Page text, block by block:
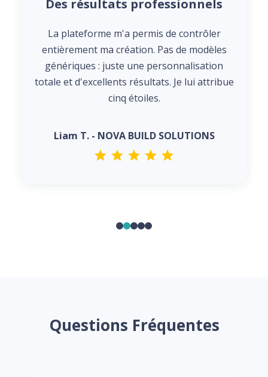
Des résultats professionnels
La plateforme m'a permis de contrôler
entièrement ma création. Pas de modèles
génériques : juste une personnalisation
totale et d'excellents résultats. Je lui attribue
cinq étoiles.
Liam T. - NOVA BUILD SOLUTIONS
Questions Fréquentes